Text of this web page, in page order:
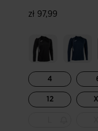
zł 97,99
4
12